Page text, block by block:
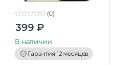
o
t
o
f
5
(0)
399 ₽
В наличии
Гарантия 12 месяцев